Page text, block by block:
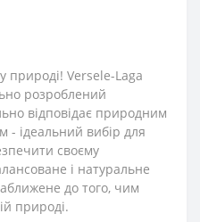
природі! Versele-Laga
розроблений
відповідає природним
ідеальний вибір для
своєму
і натуральне
до того, чим
природі.